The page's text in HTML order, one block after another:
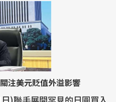
注美元貶值外溢影響